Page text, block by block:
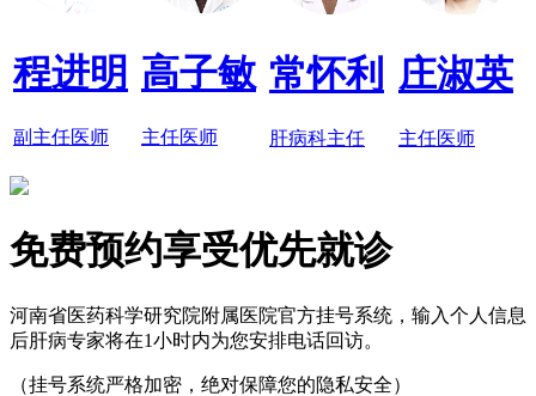
程进明
副主任医师
高子敏
主任医师
常怀利
肝病科主任
庄淑英
主任医师
免费预约享受优先就诊
河南省医药科学研究院附属医院官方挂号系统，输入个人信息
后肝病专家将在1小时内为您安排电话回访。
（挂号系统严格加密，绝对保障您的隐私安全）